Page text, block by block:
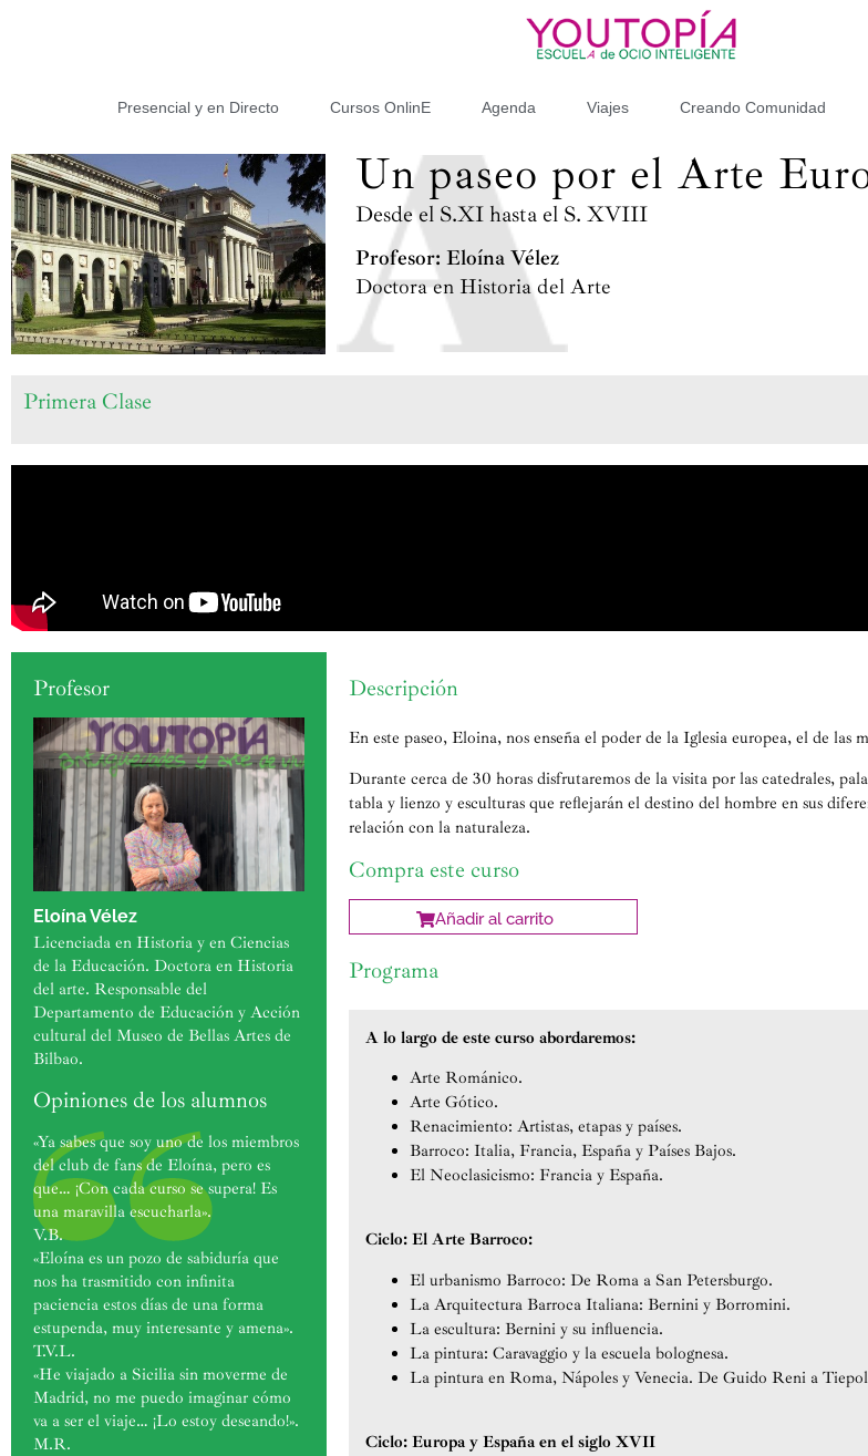
Presencial y en Directo Cursos OnlinE Agenda Viajes Creando Comunidad
Un paseo por el Arte
Desde el S.XI hasta el S. XVIII
Profesor: Eloína Vélez
Doctora en Historia del Arte
Primera Clase
Profesor
Eloína Vélez
Licenciada en Historia y en Ciencias
de la Educación. Doctora en Historia
del arte. Responsable del
Departamento de Educación y Acción
cultural del Museo de Bellas Artes de
Bilbao.
Opiniones de los alumnos
«Ya sabes que soy uno de los miembros
del club de fans de Eloína, pero es
que… ¡Con cada curso se supera! Es
una maravilla escucharla».
V.B.
«Eloína es un pozo de sabiduría que
nos ha trasmitido con infinita
paciencia estos días de una forma
estupenda, muy interesante y amena».
T.V.L.
«He viajado a Sicilia sin moverme de
Madrid, no me puedo imaginar cómo
va a ser el viaje… ¡Lo estoy deseando!».
M.R.
Descripción
En este paseo, Eloina, nos enseña el poder de la Iglesia europea, el de las
Durante cerca de 30 horas disfrutaremos de la visita por las catedrales,
tabla y lienzo y esculturas que reflejarán el destino del hombre en sus
relación con la naturaleza.
Compra este curso
Añadir al carrito
Programa
A lo largo de este curso abordaremos:
Arte Románico.
Arte Gótico.
Renacimiento: Artistas, etapas y países.
Barroco: Italia, Francia, España y Países Bajos.
El Neoclasicismo: Francia y España.
Ciclo: El Arte Barroco:
El urbanismo Barroco: De Roma a San Petersburgo.
La Arquitectura Barroca Italiana: Bernini y Borromini.
La escultura: Bernini y su influencia.
La pintura: Caravaggio y la escuela bolognesa.
La pintura en Roma, Nápoles y Venecia. De Guido Reni a
Ciclo: Europa y España en el siglo XVII